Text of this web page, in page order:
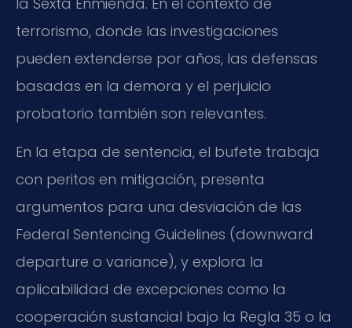
terrorismo, donde las investigaciones
pueden extenderse por años, las defensas
basadas en la demora y el perjuicio
probatorio también son relevantes.
En la etapa de sentencia, el bufete trabaja
con peritos en mitigación, presenta
argumentos para una desviación de las
Federal Sentencing Guidelines (downward
departure o variance), y explora la
aplicabilidad de excepciones como la
cooperación sustancial bajo la Regla 35 o la